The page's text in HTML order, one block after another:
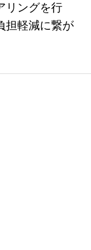
リングを行
担軽減に繋が